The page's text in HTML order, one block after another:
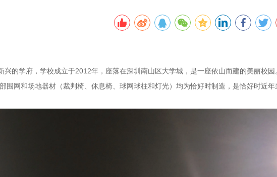
的学府，学校成立于2012年，座落在深圳南山区大学城，是一座依山而建的美丽校园
围网和场地器材（裁判椅、休息椅、球网球柱和灯光）均为恰好时制造，是恰好时近年